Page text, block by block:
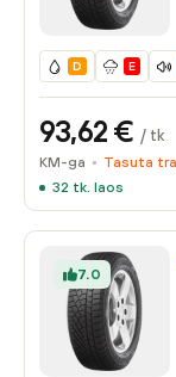
D E
93,62 € / tk
KM-ga Tasuta
32 tk. laos
7.0